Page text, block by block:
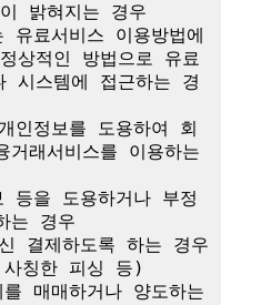
밝혀지는 경우
료서비스 이용방법에
상적인 방법으로 유료
시스템에 접근하는 경
정보를 도용하여 회
래서비스를 이용하는
을 도용하거나 부정
는 경우
결제하도록 하는 경우
칭한 피싱 등)
매매하거나 양도하는